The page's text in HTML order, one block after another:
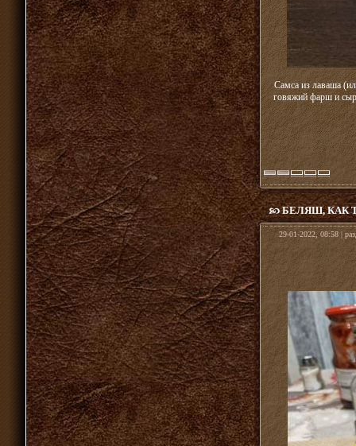
Самса из лаваша
говяжий фарш и
БЕЛЯШ, КАК
29-01-2022, 08:58 |